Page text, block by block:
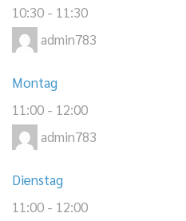
10:30 - 11:30
admin783
Montag
11:00 - 12:00
admin783
Dienstag
11:00 - 12:00